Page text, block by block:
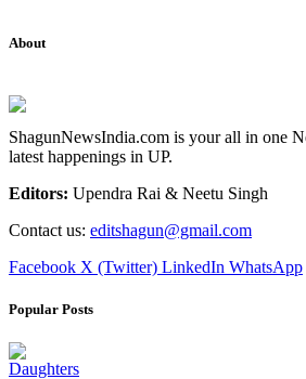
About
ShagunNewsIndia.com is your all in one
latest happenings in UP.
Editors: Upendra Rai & Neetu Singh
Contact us: editshagun@gmail.com
Facebook X (Twitter) LinkedIn WhatsApp
Popular Posts